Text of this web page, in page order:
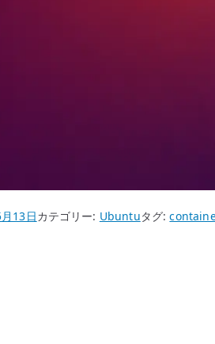
13日カテゴリー: Ubuntuタグ: